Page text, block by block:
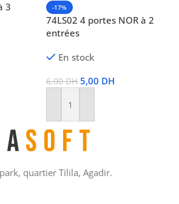
3
-17%
74LS02 4 portes NOR à 2
entrées
En stock
6,00DH 5,00 DH
Ajouter Au Panier
quartier Tilila, Agadir.